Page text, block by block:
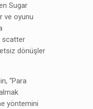
Sugar
ve oyunu
scatter
dönüşler
“Para
yöntemini